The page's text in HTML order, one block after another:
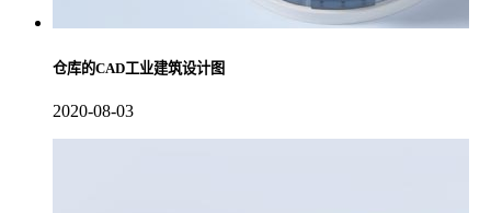
仓库的CAD工业建筑设计图
2020-08-03